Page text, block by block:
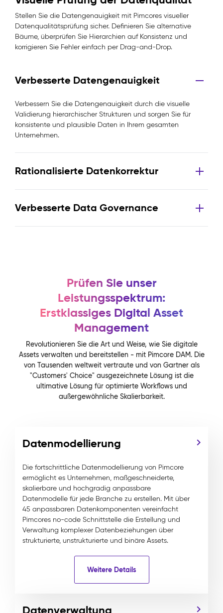
Stellen Sie die Datengenauigkeit mit Pimcores visueller
Datenqualitätsprüfung sicher. Definieren Sie alternative
Bäume, überprüfen Sie Hierarchien auf Konsistenz und
korrigieren Sie Fehler einfach per Drag-and-Drop.
Verbesserte Datengenauigkeit
Verbessern Sie die Datengenauigkeit durch die visuelle
Validierung hierarchischer Strukturen und sorgen Sie für
konsistente und plausible Daten in Ihrem gesamten
Unternehmen.
Rationalisierte Datenkorrektur
Verbesserte Data Governance
Prüfen Sie unser
Leistungsspektrum:
Erstklassiges Digital Asset
Management
Revolutionieren Sie die Art und Weise, wie Sie digitale
Assets verwalten und bereitstellen - mit Pimcore DAM. Die
von Tausenden weltweit vertraute und von Gartner als
"Customers' Choice" ausgezeichnete Lösung ist die
ultimative Lösung für optimierte Workflows und
außergewöhnliche Skalierbarkeit.
Datenmodellierung
Die fortschrittliche Datenmodellierung von Pimcore
ermöglicht es Unternehmen, maßgeschneiderte,
skalierbare und hochgradig anpassbare
Datenmodelle für jede Branche zu erstellen. Mit über
45 anpassbaren Datenkomponenten vereinfacht
Pimcores no-code Schnittstelle die Erstellung und
Verwaltung komplexer Datenbeziehungen über
strukturierte, unstrukturierte und binäre Assets.
Weitere Details
Datenverwaltung